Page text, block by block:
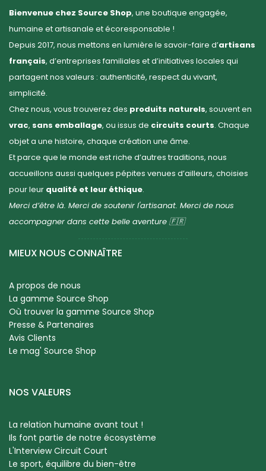
Bienvenue chez Source Shop, une boutique engagée,
humaine et artisanale et écoresponsable !
Depuis 2017, nous mettons en lumière le savoir-faire d’artisans
français, d’entreprises familiales et d’initiatives locales qui
partagent nos valeurs : authenticité, respect du vivant,
simplicité.
Chez nous, vous trouverez des produits naturels, souvent en
vrac, sans emballage, ou issus de circuits courts. Chaque
objet a une histoire, chaque création une âme.
Et parce que le monde est riche d’autres traditions, nous
accueillons aussi quelques pépites venues d’ailleurs, choisies
pour leur qualité et leur éthique.
Merci d’être là. Merci de soutenir l'artisanat. Merci de nous
accompagner dans cette belle aventure 🇫🇷
MIEUX NOUS CONNAÎTRE
A propos de nous
La gamme Source Shop
Où trouver la gamme Source Shop
Presse & Partenaires
Avis Clients
Le mag' Source Shop
NOS VALEURS
La relation humaine avant tout !
Ils font partie de notre écosystème
L'Interview Circuit Court
Le sport, équilibre du bien-être